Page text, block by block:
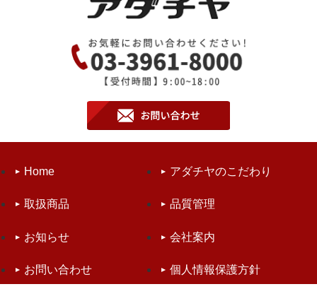
Home アダチヤのこだわり
取扱商品 品質管理
お知らせ 会社案内
お問い合わせ 個人情報保護方針